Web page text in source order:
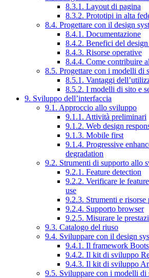
8.3.1. Layout di pagina
8.3.2. Prototipi in alta
8.4. Progettare con il design
8.4.1. Documentazione
8.4.2. Benefici del design
8.4.3. Risorse operative
8.4.4. Come contribuire
8.5. Progettare con i modelli di
8.5.1. Vantaggi
8.5.2. I modelli di sito e
9. Sviluppo dell’interfaccia
9.1. Approccio allo sviluppo
9.1.1. Attività preliminari
9.1.2. Web design
9.1.3. Mobile first
9.1.4. Progressive
degradation
9.2. Strumenti di supporto allo
9.2.1. Feature detection
9.2.2. Verificare le
use
9.2.3. Strumenti e risorse
9.2.4. Supporto browser
9.2.5. Misurare le
9.3. Catalogo del riuso
9.4. Sviluppare con il design
9.4.1. Il framework
9.4.2. Il kit di sviluppo
9.4.3. Il kit di sviluppo
9.5. Sviluppare con i modelli di